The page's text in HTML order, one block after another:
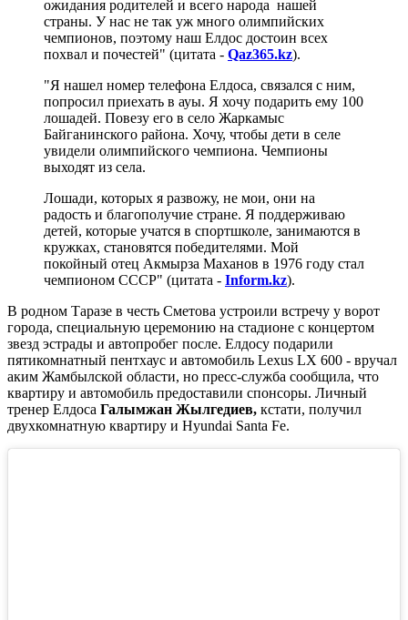
ожидания родителей и всего народа нашей
страны. У нас не так уж много олимпийских
чемпионов, поэтому наш Елдос достоин всех
похвал и почестей" (цитата - Qaz365.kz).
"Я нашел номер телефона Елдоса, связался с ним,
попросил приехать в ауы. Я хочу подарить ему 100
лошадей. Повезу его в село Жаркамыс
Байганинского района. Хочу, чтобы дети в селе
увидели олимпийского чемпиона. Чемпионы
выходят из села.
Лошади, которых я развожу, не мои, они на
радость и благополучие стране. Я поддерживаю
детей, которые учатся в спортшколе, занимаются в
кружках, становятся победителями. Мой
покойный отец Акмырза Маханов в 1976 году стал
чемпионом СССР" (цитата - Inform.kz).
В родном Таразе в честь Сметова устроили встречу у ворот
города, специальную церемонию на стадионе с концертом
звезд эстрады и автопробег после. Елдосу подарили
пятикомнатный пентхаус и автомобиль Lexus LX 600 - вручал
аким Жамбылской области, но пресс-служба сообщила, что
квартиру и автомобиль предоставили спонсоры. Личный
тренер Елдоса Галымжан Жылгедиев, кстати, получил
двухкомнатную квартиру и Hyundai Santa Fe.